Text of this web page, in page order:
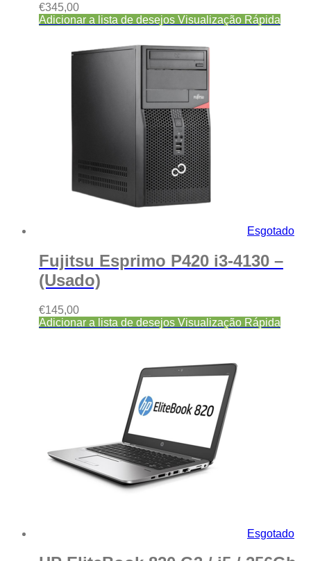
€345,00
Adicionar a lista de desejos Visualização Rápida
Esgotado
Fujitsu Esprimo P420 i3-4130 –
(Usado)
€145,00
Adicionar a lista de desejos Visualização Rápida
Esgotado